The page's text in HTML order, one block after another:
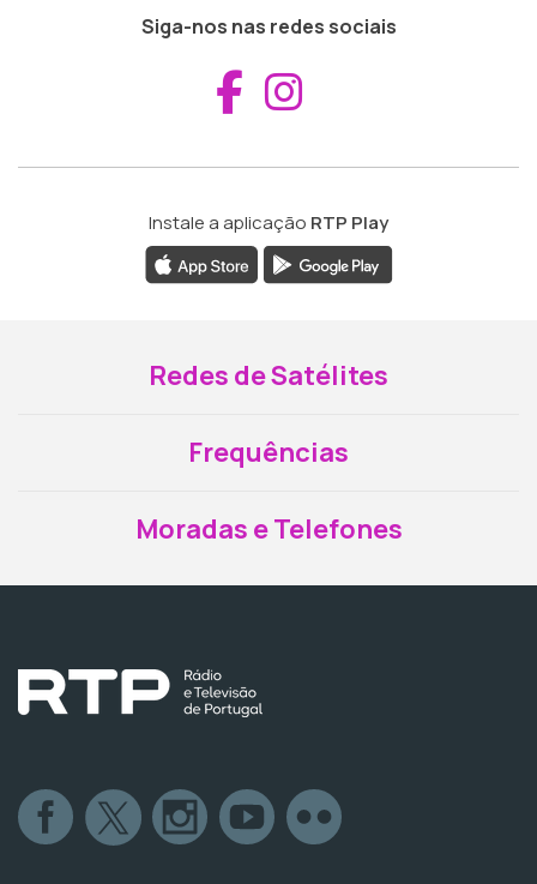
Siga-nos nas redes sociais
Aceder ao
Instale a aplicação RTP Play
Redes de Satélites
Frequências
Moradas e Telefones